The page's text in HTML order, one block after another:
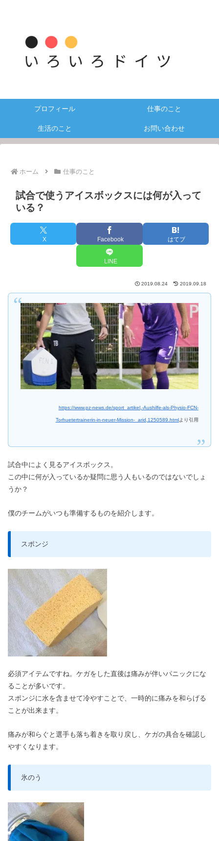
プロフィール 仕事のこと
生活のこと お問い合わせ
ホーム 仕事のこと
試合で使うアイスボックスには何が入って
いる？
X Facebook はてブ
LINE
2019.08.24 2019.09.18
https://www.pz-news.de/sport_artikel,-Aushilfe-als-Physio-FCN-
Torhuetertrainerin-in-neuer-Mission-_arid,1250589.htmlより 引用
試合中によく見るアイスボックス。
この中に何が入っているか疑問に思う人もいるのではないでしょ
うか？
僕のチームがいつも準備するものを紹介します。
スポンジ
必須アイテムですね。ケガをした直後は痛みが伴いパニックにな
ることが多いです。
スポンジに水を含ませて冷やすことで、一時的に痛みを和らげる
ことが出来ます。
痛みが和らぐと選手も落ち着きを取り戻し、ケガの具合を確認し
やすくなります。
氷のう